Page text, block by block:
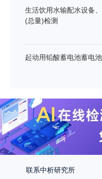
生活饮用水输配水设备
(总量)检测
起动用铅酸蓄电池蓄电
联系中析研究所